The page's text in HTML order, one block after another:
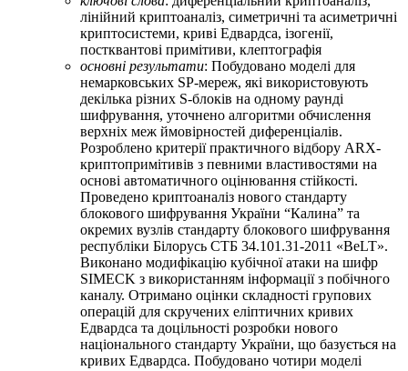
лінійний криптоаналіз, симетричні та асиметричні
криптосистеми, криві Едвардса, ізогенії,
постквантові примітиви, клептографія
основні результати: Побудовано моделі для
немарковських SP-мереж, які використовують
декілька різних S-блоків на одному раунді
шифрування, уточнено алгоритми обчислення
верхніх меж ймовірностей диференціалів.
Розроблено критерії практичного відбору ARX-
криптопримітивів з певними властивостями на
основі автоматичного оцінювання стійкості.
Проведено криптоаналіз нового стандарту
блокового шифрування України “Калина” та
окремих вузлів стандарту блокового шифрування
республіки Білорусь СТБ 34.101.31-2011 «BeLT».
Виконано модифікацію кубічної атаки на шифр
SIMECK з використанням інформації з побічного
каналу. Отримано оцінки складності групових
операцій для скручених еліптичних кривих
Едвардса та доцільності розробки нового
національного стандарту України, що базується на
кривих Едвардса. Побудовано чотири моделі